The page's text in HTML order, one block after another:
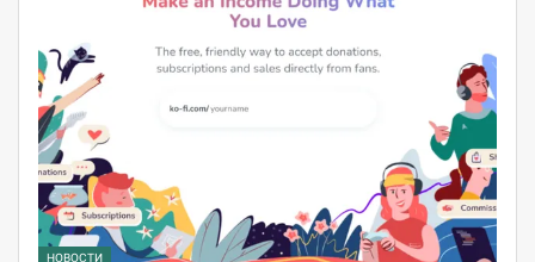
НОВОСТИ